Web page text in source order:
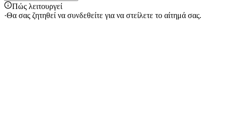
Πώς λειτουργεί
·Θα σας ζητηθεί να συνδεθείτε για να στείλετε το αίτημά σας.